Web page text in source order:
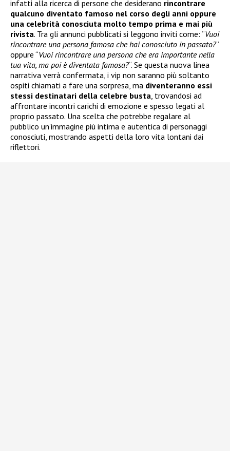
infatti alla ricerca di persone che desiderano rincontrare
qualcuno diventato famoso nel corso degli anni oppure
una celebrità conosciuta molto tempo prima e mai più
rivista. Tra gli annunci pubblicati si leggono inviti come: “Vuoi
rincontrare una persona famosa che hai conosciuto in passato?”
oppure “Vuoi rincontrare una persona che era importante nella
tua vita, ma poi è diventata famosa?“. Se questa nuova linea
narrativa verrà confermata, i vip non saranno più soltanto
ospiti chiamati a fare una sorpresa, ma diventeranno essi
stessi destinatari della celebre busta, trovandosi ad
affrontare incontri carichi di emozione e spesso legati al
proprio passato. Una scelta che potrebbe regalare al
pubblico un’immagine più intima e autentica di personaggi
conosciuti, mostrando aspetti della loro vita lontani dai
riflettori.